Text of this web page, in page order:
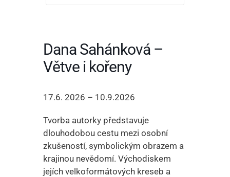
Dana Sahánková –
Větve i kořeny
17.6. 2026 – 10.9.2026
Tvorba autorky představuje
dlouhodobou cestu mezi osobní
zkušeností, symbolickým obrazem a
krajinou nevědomí. Východiskem
jejích velkoformátových kreseb a